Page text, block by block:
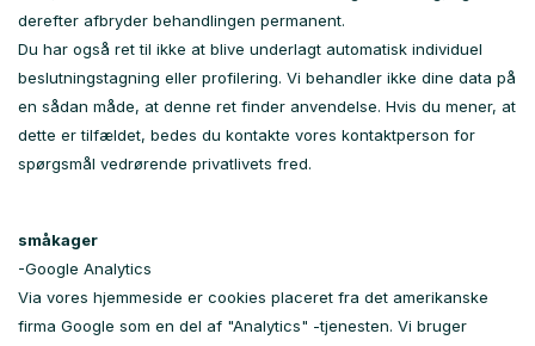
derefter afbryder behandlingen permanent.
Du har også ret til ikke at blive underlagt automatisk individuel
beslutningstagning eller profilering. Vi behandler ikke dine data på
en sådan måde, at denne ret finder anvendelse. Hvis du mener, at
dette er tilfældet, bedes du kontakte vores kontaktperson for
spørgsmål vedrørende privatlivets fred.
småkager
-Google Analytics
Via vores hjemmeside er cookies placeret fra det amerikanske
firma Google som en del af "Analytics" -tjenesten. Vi bruger